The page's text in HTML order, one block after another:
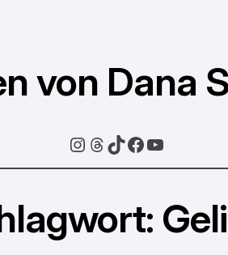
von Dana
Instagram
Threads
TikTok
Facebook
YouTube